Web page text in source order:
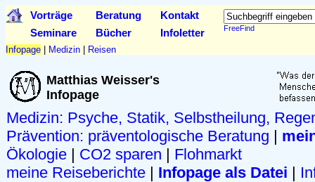
Vorträge Beratung Kontakt
FreeFind
Seminare Bücher Infoletter
Infopage Medizin Reisen
Matthias Weisser's
Infopage
Medizin: Psyche, Statik, Selbstheilung,
Prävention: präventologische Beratung |
Ökologie | CO2 sparen | Flohmarkt
meine Reiseberichte | Infopage als Datei |